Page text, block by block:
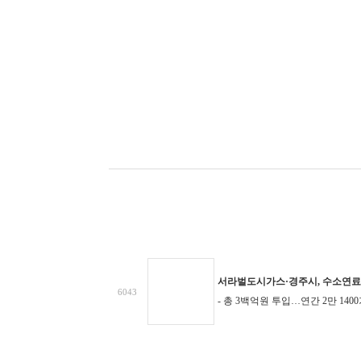
6043
서라벌도시가스·경주시, 수소연
- 총 3백억원 투입…연간 2만